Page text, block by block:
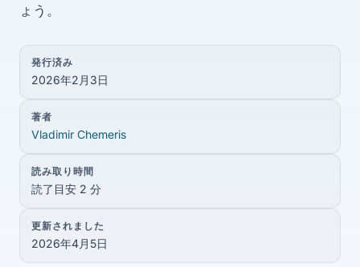
ょう。
発行済み
2026年2月3日
著者
Vladimir Chemeris
読み取り時間
読了目安 2 分
更新されました
2026年4月5日